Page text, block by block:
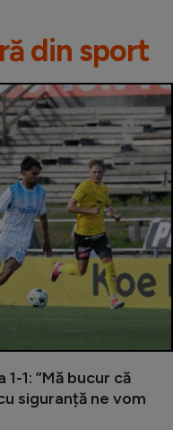
din sport
1: ”Mă bucur că
siguranță ne vom